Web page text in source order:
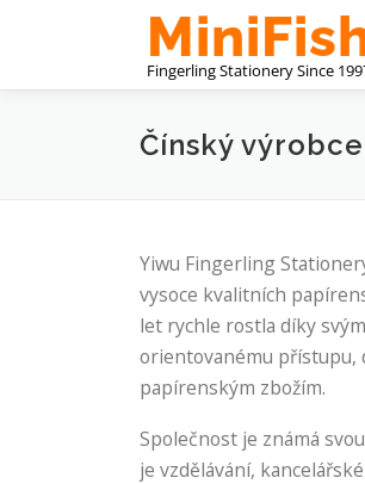
Čínský
Yiwu Fingerling
vysoce kvalitních
let rychle rostla díky
orientovanému přístupu,
papírenským zbožím.
Společnost je známá
je vzdělávání,